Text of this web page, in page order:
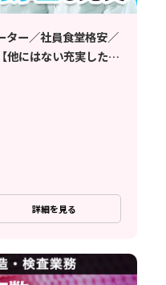
ター／社員食堂格安／
他にはない充実した福
詳細を見る